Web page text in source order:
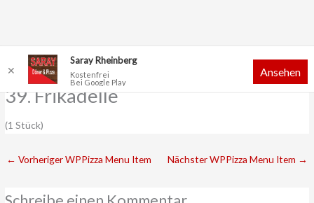
Inhalt
39. Frikadelle
(1 Stück)
← Vorheriger WPPizza Menu Item Nächster WPPizza Menu Item →
✕
Saray Rheinberg
Kostenfrei
Bei Google Play
Ansehen